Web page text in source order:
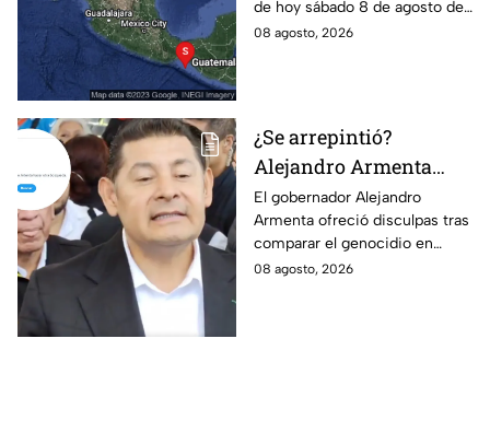
de hoy sábado 8 de agosto de
2026, lo que generó alerta
08 agosto, 2026
¿Se arrepintió?
Alejandro Armenta
elimina disculpas tras
comparar genocidio
palestino con baches;
Morena calla
El gobernador Alejandro
Armenta ofreció disculpas tras
comparar el genocidio en
Palestina con baches; sin
08 agosto, 2026